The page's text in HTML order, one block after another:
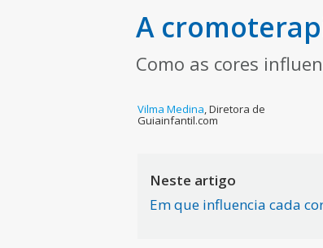
A
Como as cores
Vilma Medina,Diretora de
Guiainfantil.com
Neste artigo
Em que influencia cada